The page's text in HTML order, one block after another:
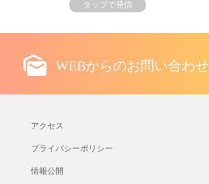
タップで発信
WEBからのお問い合わせ
アクセス
プライバシーポリシー
情報公開